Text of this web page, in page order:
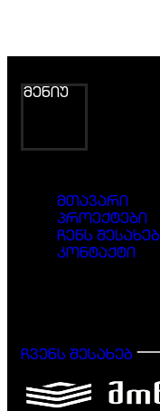
მენიუ
მთავარი
პროექტები
ჩენს შესახებ
კონტაქტი
ჩვენს შესახებ